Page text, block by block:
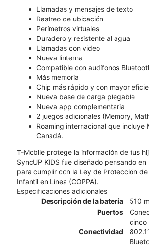
Llamadas y mensajes de texto
Rastreo de ubicación
Perímetros virtuales
Duradero y resistente al agua
Llamadas con video
Nueva linterna
Compatible con audífonos
Más memoria
Chip más rápido y con mayor
Nueva base de carga plegable
Nueva app complementaria
2 juegos adicionales (Memory,
Roaming internacional que incluye
Canadá.
T-Mobile protege la información de tus
SyncUP KIDS fue diseñado pensando
para cumplir con la Ley de Protección
Infantil en Línea (COPPA).
Especificaciones adicionales
Descripción de la batería
510
Puertos
cinco
Conectividad